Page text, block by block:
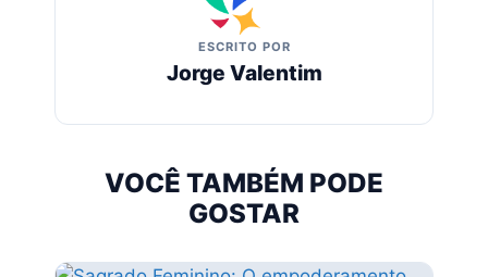
ESCRITO POR
Jorge Valentim
VOCÊ TAMBÉM PODE
GOSTAR